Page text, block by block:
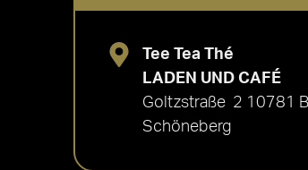
Tee Tea Thé
LADEN UND CAFÉ
Goltzstraße 2 10781
Schöneberg